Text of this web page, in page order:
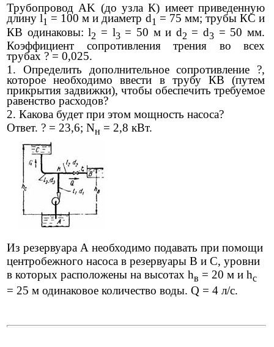
Трубопровод AK (до узла К) имеет приведенную
длину l1 = 100 м и диаметр d1= 75 мм; трубы КС и
КВ одинаковы: l2 = l3 = 50 м и d2 = d3 = 50 мм.
Коэффициент сопротивления трения во всех
трубах ? = 0,025.
1. Определить дополнительное сопротивление ?,
которое необходимо ввести в трубу КВ (путем
прикрытия задвижки), чтобы обеспечить требуемое
равенство расходов?
2. Какова будет при этом мощность насоса?
Ответ. ? = 23,6; Nн = 2,8 кВт.
Из резервуара А необходимо подавать при помощи
центробежного насоса в резервуары В и С, уровни
в которых расположены на высотах hв = 20 м и hс
= 25 м одинаковое количество воды. Q = 4 л/с.